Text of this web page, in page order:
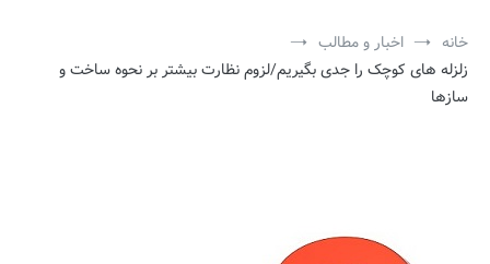
خانه
اخبار و مطالب
زلزله های کوچک را جدی بگیریم/لزوم نظارت بیشتر بر نحوه ساخت و
سازها